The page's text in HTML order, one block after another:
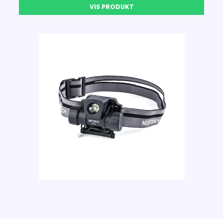
VIS PRODUKT